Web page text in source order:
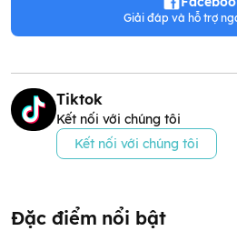
Giải đáp và hỗ trợ
Tiktok
Kết nối với chúng tôi
Kết nối với chúng tôi
Đặc điểm nổi bật